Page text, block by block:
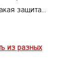
защита…
из разных